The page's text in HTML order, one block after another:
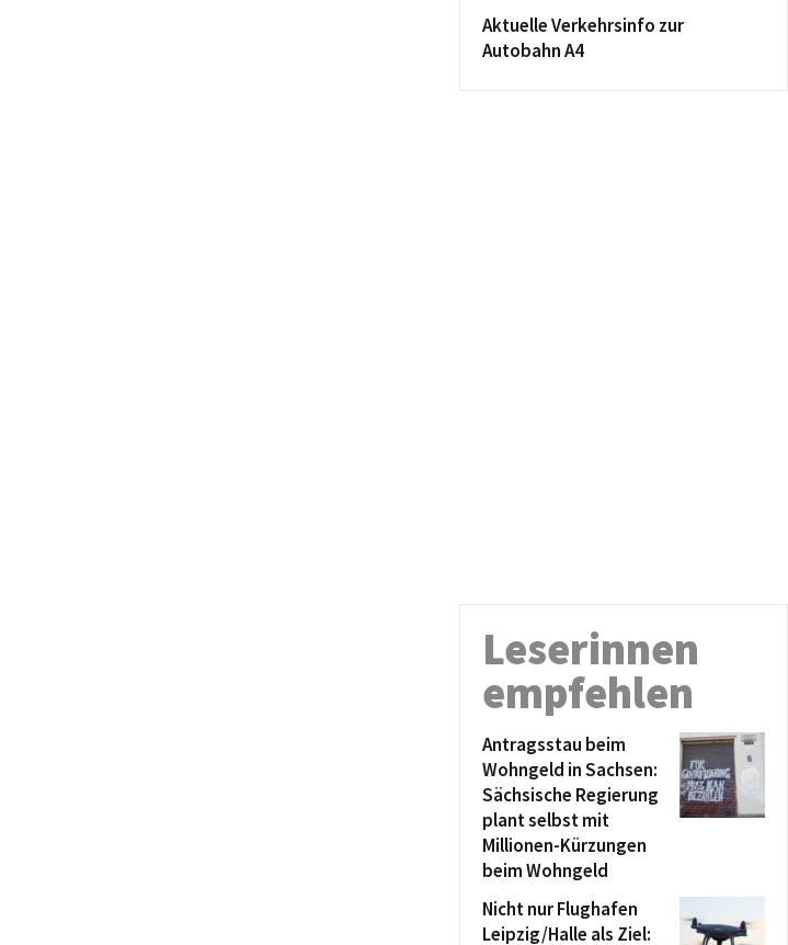
Aktuelle Verkehrsinfo zur
Autobahn A4
Leserinnen
empfehlen
Antragsstau beim
Wohngeld in Sachsen:
Sächsische Regierung
plant selbst mit
Millionen-Kürzungen
beim Wohngeld
Nicht nur Flughafen
Leipzig/Halle als Ziel: